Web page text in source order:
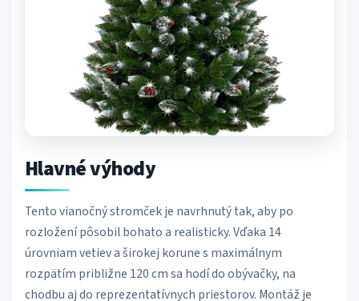
Hlavné výhody
Tento vianočný stromček je navrhnutý tak, aby po
rozložení pôsobil bohato a realisticky. Vďaka 14
úrovniam vetiev a širokej korune s maximálnym
rozpätím približne 120 cm sa hodí do obývačky, na
chodbu aj do reprezentatívnych priestorov. Montáž je